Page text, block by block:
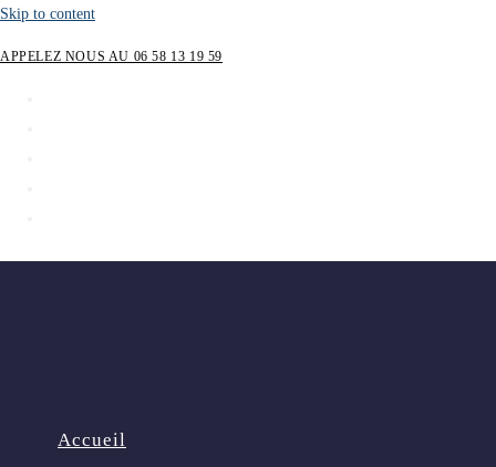
Skip to content
APPELEZ NOUS AU 06 58 13 19 59
Accueil